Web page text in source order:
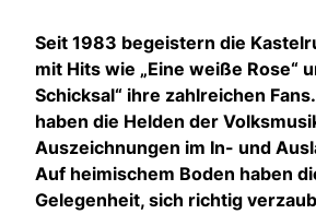
Seit 1983 begeistern die
mit Hits wie „Eine weiße Rose“
Schicksal“ ihre zahlreichen
haben die Helden der
Auszeichnungen im In- und
Auf heimischem Boden haben
Gelegenheit, sich richtig